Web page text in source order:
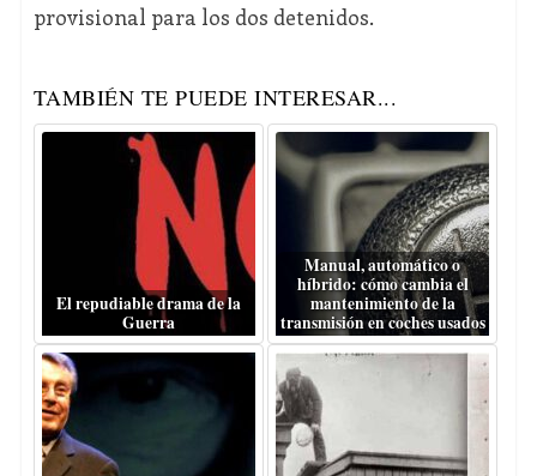
provisional para los dos detenidos.
TAMBIÉN TE PUEDE INTERESAR...
El repudiable drama de la
Guerra
Manual, automático o
híbrido: cómo cambia el
mantenimiento de la
transmisión en coches usados